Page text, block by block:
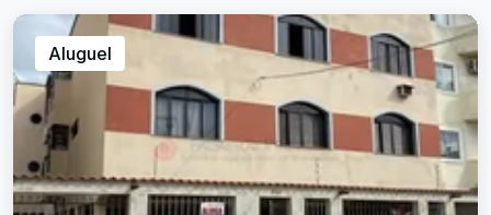
apartamento. Sua nova vida começa aqui!
Aluguel